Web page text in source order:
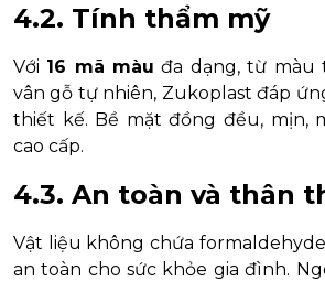
4.2. Tính thẩm mỹ
Với 16 mã màu đa dạng, từ màu
vân gỗ tự nhiên, Zukoplast đáp
thiết kế. Bề mặt đồng đều, mịn,
cao cấp.
4.3. An toàn và thân
Vật liệu không chứa
an toàn cho sức khỏe gia đình.